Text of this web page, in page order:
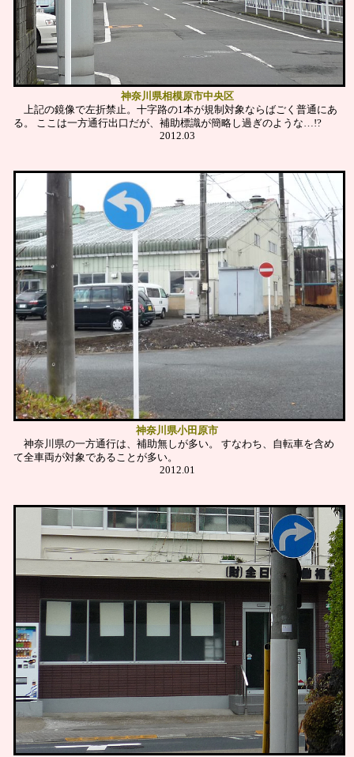
神奈川県相模原市中央区
上記の鏡像で左折禁止。十字路の1本が規制対象ならばごく普通にあ
る。
ここは一方通行出口だが、補助標識が簡略し過ぎのような…!?
2012.03
神奈川県小田原市
神奈川県の一方通行は、補助無しが多い。
すなわち、自転車を含め
て全車両が対象であることが多い。
2012.01